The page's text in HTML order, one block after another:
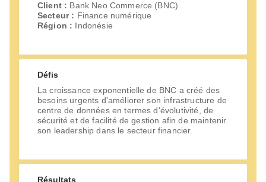
Client : Bank Neo Commerce (BNC)
Secteur : Finance numérique
Région : Indonésie
Défis
La croissance exponentielle de BNC a créé des
besoins urgents d'améliorer son infrastructure de
centre de données en termes d'évolutivité, de
sécurité et de facilité de gestion afin de maintenir
son leadership dans le secteur financier.
Résultats